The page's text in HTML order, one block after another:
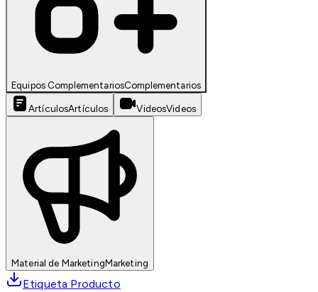
Equipos ComplementariosComplementarios
ArtículosArtículos VideosVideos
Material de MarketingMarketing
Etiqueta Producto